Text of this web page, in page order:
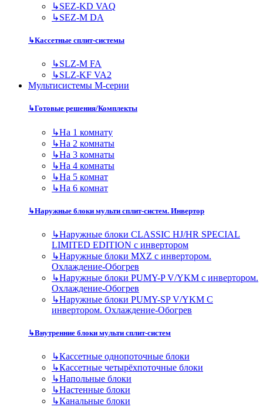
↳SEZ-KD VAQ
↳SEZ-M DA
↳Кассетные сплит-системы
↳SLZ-M FA
↳SLZ-KF VA2
Мультисистемы M-серии
↳Готовые решения/Комплекты
↳На 1 комнату
↳На 2 комнаты
↳На 3 комнаты
↳На 4 комнаты
↳На 5 комнат
↳На 6 комнат
↳Наружные блоки мульти сплит-систем. Инвертор
↳Наружные блоки CLASSIC HJ/HR SPECIAL
LIMITED EDITION с инвертором
↳Наружные блоки MXZ с инвертором.
Охлаждение-Обогрев
↳Наружные блоки PUMY-P V/YKM с инвертором.
Охлаждение-Обогрев
↳Наружные блоки PUMY-SP V/YKM С
инвертором. Охлаждение-Обогрев
↳Внутренние блоки мульти сплит-систем
↳Кассетные однопоточные блоки
↳Кассетные четырёхпоточные блоки
↳Напольные блоки
↳Настенные блоки
↳Канальные блоки